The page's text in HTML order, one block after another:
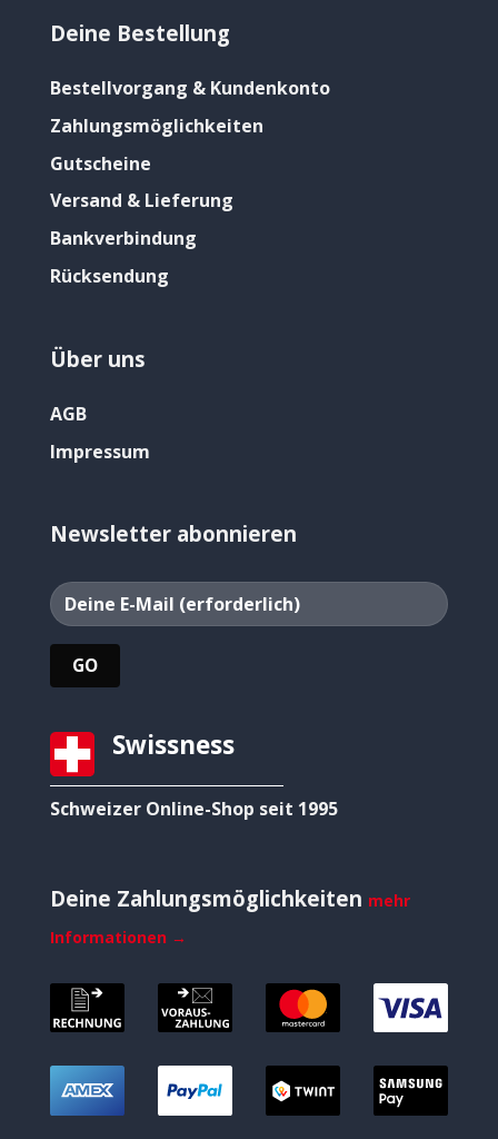
Deine Bestellung
Bestellvorgang & Kundenkonto
Zahlungsmöglichkeiten
Gutscheine
Versand & Lieferung
Bankverbindung
Rücksendung
Über uns
AGB
Impressum
Newsletter abonnieren
Swissness
Schweizer Online-Shop seit 1995
Deine Zahlungsmöglichkeiten mehr
Informationen →